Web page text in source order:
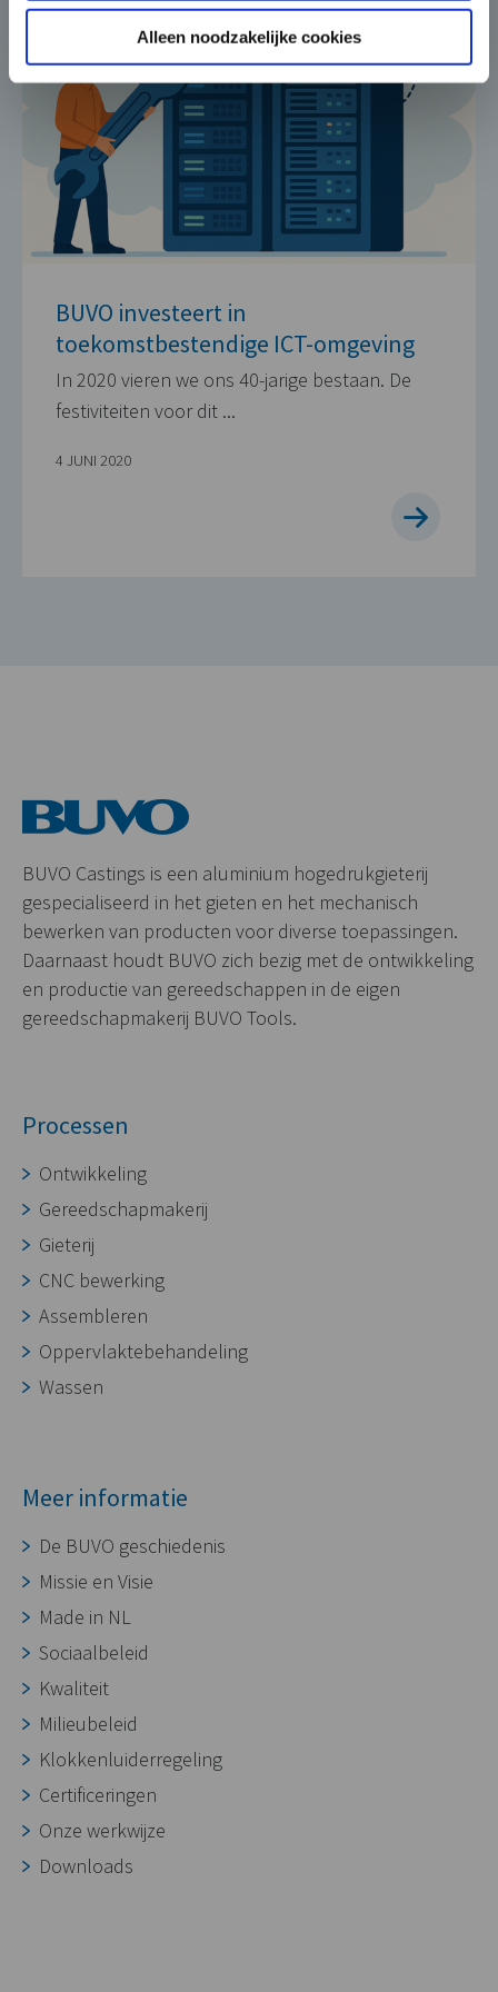
Alleen noodzakelijke cookies
BUVO investeert in
toekomstbestendige ICT-omgeving
In 2020 vieren we ons 40-jarige bestaan. De
festiviteiten voor dit ...
4 JUNI 2020
BUVO Castings is een aluminium hogedrukgieterij
gespecialiseerd in het gieten en het mechanisch
bewerken van producten voor diverse toepassingen.
Daarnaast houdt BUVO zich bezig met de ontwikkeling
en productie van gereedschappen in de eigen
gereedschapmakerij BUVO Tools.
Processen
Ontwikkeling
Gereedschapmakerij
Gieterij
CNC bewerking
Assembleren
Oppervlaktebehandeling
Wassen
Meer informatie
De BUVO geschiedenis
Missie en Visie
Made in NL
Sociaalbeleid
Kwaliteit
Milieubeleid
Klokkenluiderregeling
Certificeringen
Onze werkwijze
Downloads